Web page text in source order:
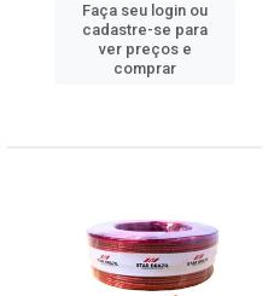
Faça seu login ou
cadastre-se para
ver preços e
comprar